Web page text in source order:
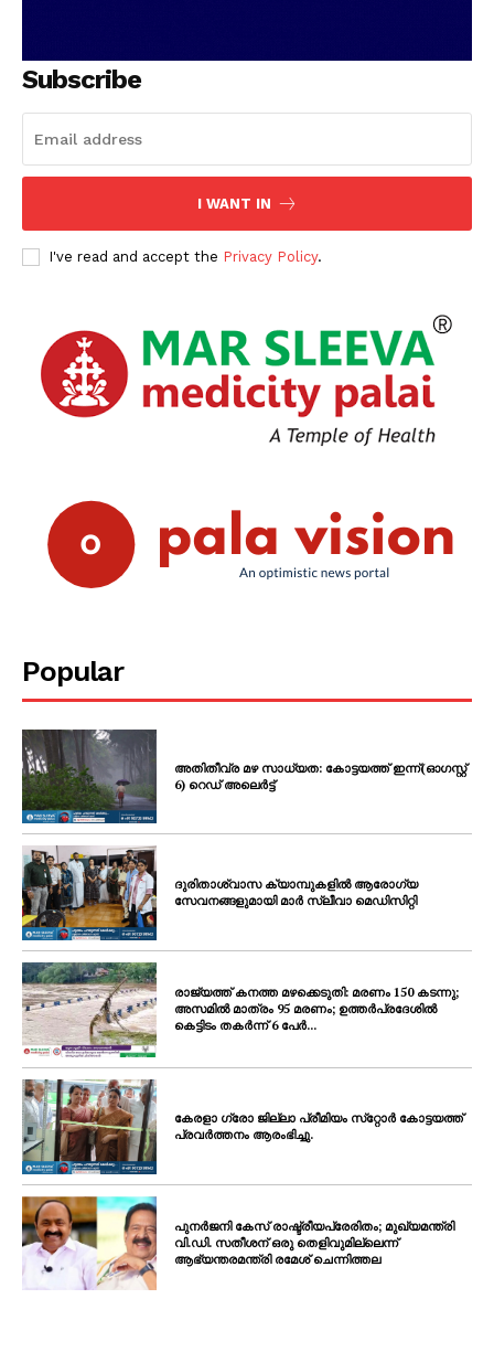
Subscribe
I WANT IN
I've read and accept the Privacy Policy.
Popular
അതിതീവ്ര മഴ സാധ്യത: കോട്ടയത്ത് ഇന്ന്(ഓഗസ്റ്റ്
6) റെഡ് അലെർട്ട്
ദുരിതാശ്വാസ ക്യാമ്പുകളിൽ ആരോഗ്യ
സേവനങ്ങളുമായി മാർ സ്ലീവാ മെഡിസിറ്റി
രാജ്യത്ത് കനത്ത മഴക്കെടുതി: മരണം 150 കടന്നു;
അസമിൽ മാത്രം 95 മരണം; ഉത്തർപ്രദേശിൽ
കെട്ടിടം തകർന്ന് 6 പേർ...
കേരളാ ഗ്രോ ജില്ലാ പ്രീമിയം സ്‌റ്റോർ കോട്ടയത്ത്
പ്രവർത്തനം ആരംഭിച്ചു.
പുനർജനി കേസ് രാഷ്ട്രീയപ്രേരിതം; മുഖ്യമന്ത്രി
വി.ഡി. സതീശന് ഒരു തെളിവുമില്ലെന്ന്
ആഭ്യന്തരമന്ത്രി രമേശ് ചെന്നിത്തല